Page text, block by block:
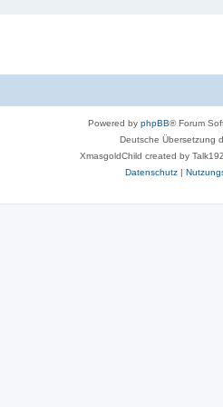
Powered by phpBB® Forum
Deutsche Übersetzung
XmasgoldChild created by
Datenschutz|